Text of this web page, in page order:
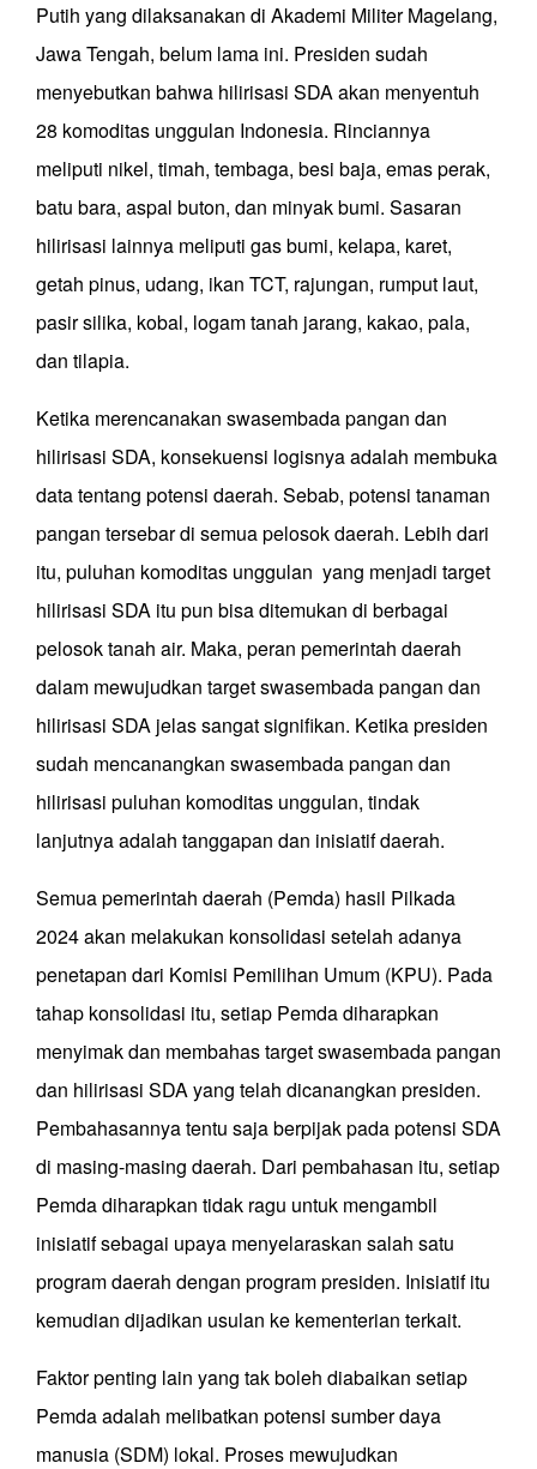
Putih yang dilaksanakan di Akademi Militer Magelang,
Jawa Tengah, belum lama ini. Presiden sudah
menyebutkan bahwa hilirisasi SDA akan menyentuh
28 komoditas unggulan Indonesia. Rinciannya
meliputi nikel, timah, tembaga, besi baja, emas perak,
batu bara, aspal buton, dan minyak bumi. Sasaran
hilirisasi lainnya meliputi gas bumi, kelapa, karet,
getah pinus, udang, ikan TCT, rajungan, rumput laut,
pasir silika, kobal, logam tanah jarang, kakao, pala,
dan tilapia.
Ketika merencanakan swasembada pangan dan
hilirisasi SDA, konsekuensi logisnya adalah membuka
data tentang potensi daerah. Sebab, potensi tanaman
pangan tersebar di semua pelosok daerah. Lebih dari
itu, puluhan komoditas unggulan yang menjadi target
hilirisasi SDA itu pun bisa ditemukan di berbagai
pelosok tanah air. Maka, peran pemerintah daerah
dalam mewujudkan target swasembada pangan dan
hilirisasi SDA jelas sangat signifikan. Ketika presiden
sudah mencanangkan swasembada pangan dan
hilirisasi puluhan komoditas unggulan, tindak
lanjutnya adalah tanggapan dan inisiatif daerah.
Semua pemerintah daerah (Pemda) hasil Pilkada
2024 akan melakukan konsolidasi setelah adanya
penetapan dari Komisi Pemilihan Umum (KPU). Pada
tahap konsolidasi itu, setiap Pemda diharapkan
menyimak dan membahas target swasembada pangan
dan hilirisasi SDA yang telah dicanangkan presiden.
Pembahasannya tentu saja berpijak pada potensi SDA
di masing-masing daerah. Dari pembahasan itu, setiap
Pemda diharapkan tidak ragu untuk mengambil
inisiatif sebagai upaya menyelaraskan salah satu
program daerah dengan program presiden. Inisiatif itu
kemudian dijadikan usulan ke kementerian terkait.
Faktor penting lain yang tak boleh diabaikan setiap
Pemda adalah melibatkan potensi sumber daya
manusia (SDM) lokal. Proses mewujudkan